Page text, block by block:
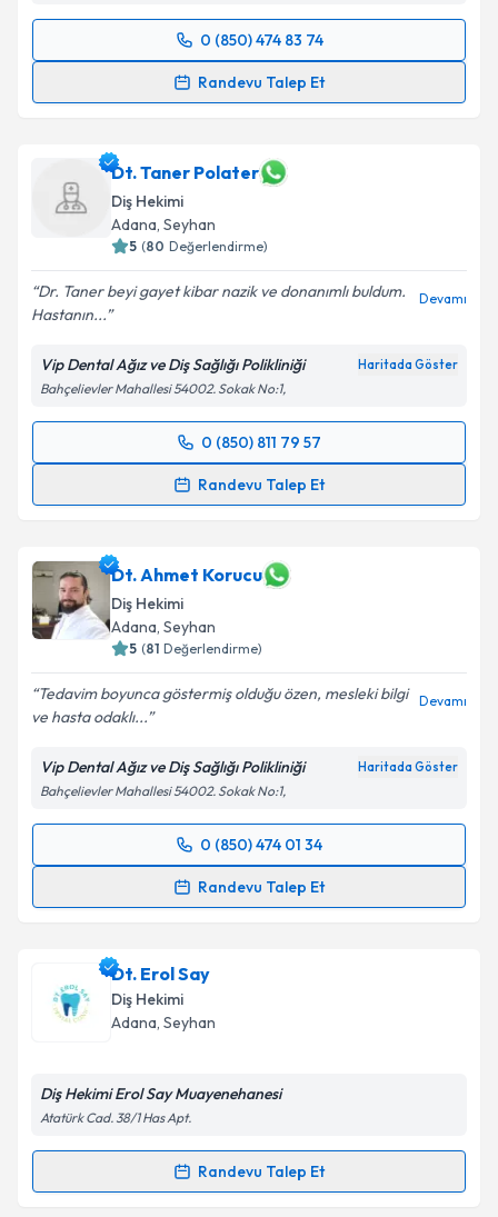
Takvim Talebini Gönder
0 (850) 474 83 74
Randevu Talep Et
Randevu Takvimi Talebi
takvim hazırlandığında e-posta ile bilgilendireceğiz.
E-posta Adresiniz
kapsamda işlenmesini kabul ediyorum.
Takvim Talebini Gönder
Dt. Taner Polater
Diş Hekimi
Adana, Seyhan
5 (80 Değerlendirme)
Dr. Taner beyi gayet kibar nazik ve donanımlı buldum.
Hastanın...
Devamı
Vip Dental Ağız ve Diş Sağlığı Polikliniği Haritada Göster
Bahçelievler Mahallesi 54002. Sokak No:1,
0 (850) 811 79 57
Randevu Talep Et
Randevu Takvimi Talebi
takvim hazırlandığında e-posta ile bilgilendireceğiz.
E-posta Adresiniz
Kişisel verilerimin işlenmesine ilişkin
kapsamda işlenmesini kabul ediyorum.
Takvim Talebini Gönder
Dt. Ahmet Korucu
Diş Hekimi
Adana, Seyhan
5 (81 Değerlendirme)
Tedavim boyunca göstermiş olduğu özen, mesleki bilgi
ve hasta odaklı...
Devamı
Vip Dental Ağız ve Diş Sağlığı Polikliniği Haritada Göster
Bahçelievler Mahallesi 54002. Sokak No:1,
0 (850) 474 01 34
Randevu Talep Et
Randevu Takvimi Talebi
takvim hazırlandığında e-posta ile bilgilendireceğiz.
E-posta Adresiniz
Kişisel verilerimin işlenmesine ilişkin
Metni'ni okudum ve kişisel verilerimin belirtilen
kapsamda işlenmesini kabul ediyorum.
Dt. Erol Say
Diş Hekimi
Adana, Seyhan
Diş Hekimi Erol Say Muayenehanesi
Atatürk Cad. 38/1 Has Apt.
Randevu Talep Et
Randevu Takvimi Talebi